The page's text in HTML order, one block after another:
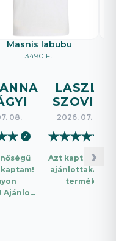
Masnis labubu
3490 Ft
08.
★ ✓
Ajánlom
LASZLO
SZOVICS
2026. 07. 08.
★★★★★
Azt kaptam amit
ajánlottak. Jó a
termék.
›